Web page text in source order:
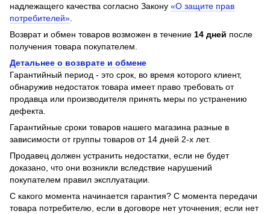
надлежащего качества согласно Закону «О защите прав
потребителей»
Возврат и обмен товаров возможен в течение 14 дней после
получения товара покупателем.
Детальнее о возврате и обмене
Гарантийный период - это срок, во время которого клиент,
обнаружив недостаток товара имеет право требовать от
продавца или производителя принять меры по устранению
дефекта.
Гарантийные сроки товаров нашего магазина разные в
зависимости от группы товаров от 14 дней 2-х лет.
Продавец должен устранить недостатки, если не будет
доказано, что они возникли вследствие нарушений
покупателем правил эксплуатации.
С какого момента начинается гарантия? С момента передачи
товара потребителю, если в договоре нет уточнения; если нет